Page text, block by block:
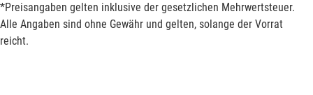
*Preisangaben gelten inklusive der gesetzlichen Mehrwertsteuer.
Alle Angaben sind ohne Gewähr und gelten, solange der Vorrat
reicht.